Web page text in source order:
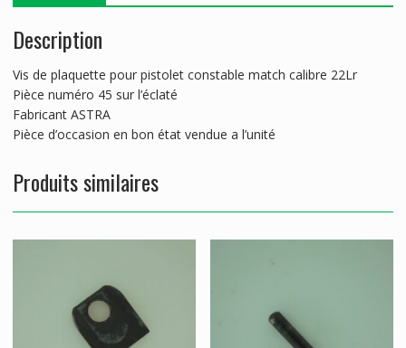
Description
Vis de plaquette pour pistolet constable match calibre 22Lr
Pièce numéro 45 sur l’éclaté
Fabricant ASTRA
Pièce d’occasion en bon état vendue a l’unité
Produits similaires